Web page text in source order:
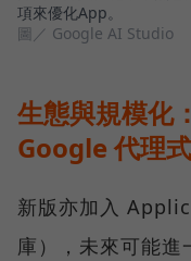
項來優化App。
圖／ Google AI Studio
生態與規模化
Google 代理
新版亦加入
庫），未來可能進